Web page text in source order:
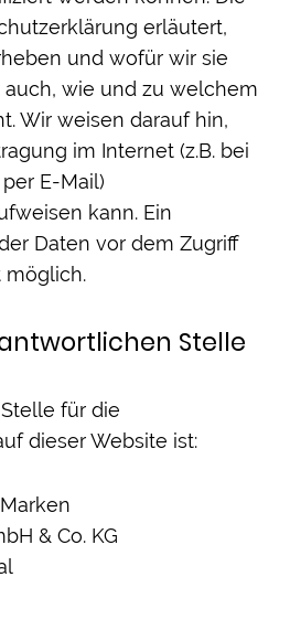
erläutert,
und wofür wir sie
auch, wie und zu welchem
Wir weisen darauf hin,
im Internet (z.B. bei
E-Mail)
kann. Ein
Daten vor dem Zugriff
möglich.
Stelle
für die
dieser Website ist:
& Co. KG